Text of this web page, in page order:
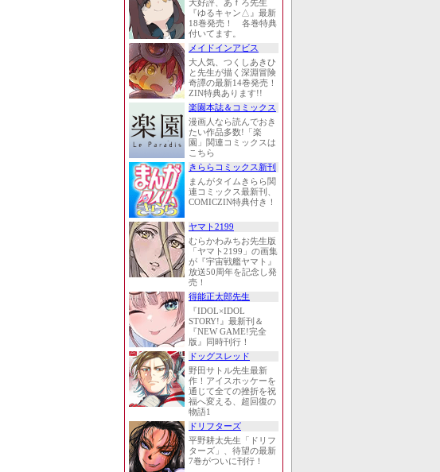
大好評、あｆろ先生
『ゆるキャン△』最新
18巻発売！ 各巻特典
付いてます。
メイドインアビス
大人気、つくしあきひ
と先生が描く深淵冒険
奇譚の最新14巻発売！
ZIN特典あります!!
楽園本誌＆コミックス
漫画人なら読んでおき
たい作品多数!「楽
園」関連コミックスは
こちら
きららコミックス新刊
まんがタイムきらら関
連コミックス最新刊、
COMICZIN特典付き！
ヤマト2199
むらかわみちお先生版
「ヤマト2199」の画集
が『宇宙戦艦ヤマト』
放送50周年を記念し発
売！
得能正太郎先生
『IDOL×IDOL
STORY!』最新刊＆
『NEW GAME!完全
版』同時刊行！
ドッグスレッド
野田サトル先生最新
作！アイスホッケーを
通じて全ての挫折を祝
福へ変える、超回復の
物語1
ドリフターズ
平野耕太先生「ドリフ
ターズ」、待望の最新
7巻がついに刊行！